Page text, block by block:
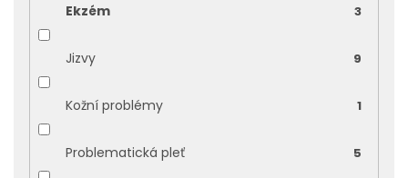
Ekzém 3
Jizvy 9
Kožní problémy 1
Problematická pleť 5